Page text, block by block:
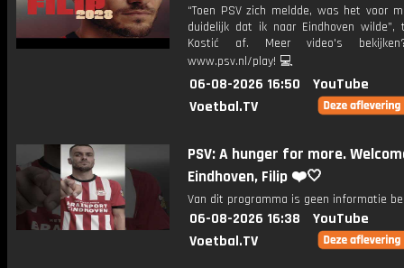
“Toen PSV zich meldde, was het voor
duidelijk dat ik naar Eindhoven wilde”,
Kostić af. Meer video's
www.psv.nl/play! 💻
06-08-2026 16:50
YouTube
Voetbal.TV
PSV: A hunger for more.
Eindhoven, Filip ❤️🤍
Van dit programma is geen informatie
06-08-2026 16:38
YouTube
Voetbal.TV